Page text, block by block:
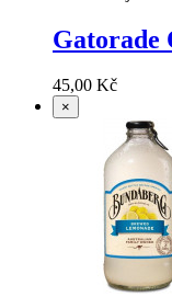
Gatorade
45,00 Kč
×